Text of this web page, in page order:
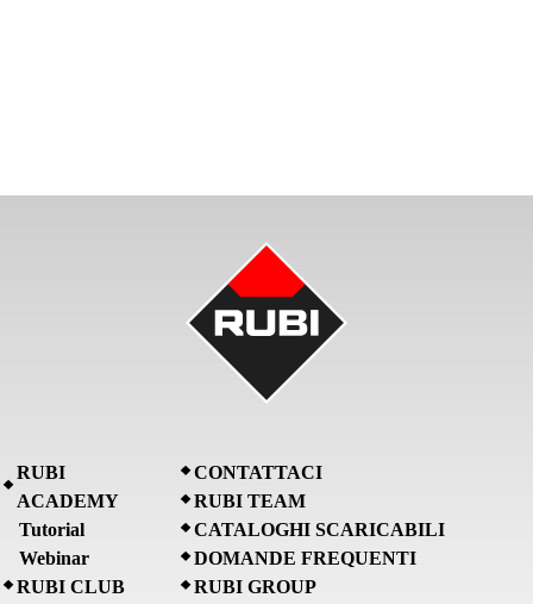
RUBI
ACADEMY
Tutorial
Webinar
RUBI CLUB
CONTATTACI
RUBI TEAM
CATALOGHI SCARICABILI
DOMANDE FREQUENTI
RUBI GROUP